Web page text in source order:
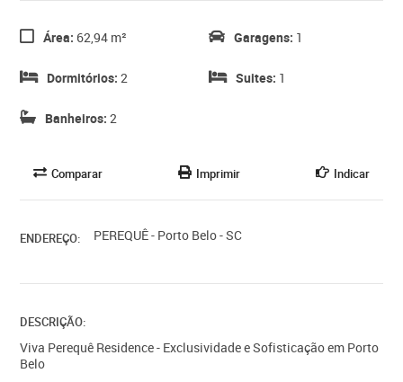
Área: 62,94 m²
Dormitórios: 2
Banheiros: 2
Garagens: 1
Suites: 1
Comparar Imprimir Indicar
ENDEREÇO: PEREQUÊ - Porto Belo - SC
DESCRIÇÃO:
Viva Perequê Residence - Exclusividade e Sofisticação em Porto
Belo